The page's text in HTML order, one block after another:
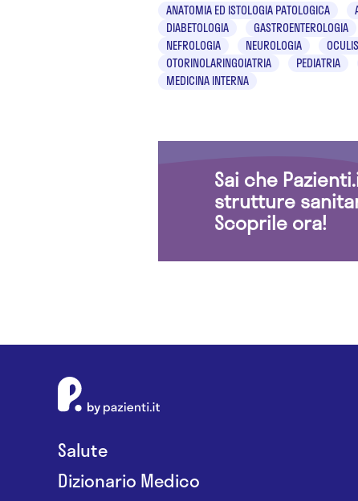
ANATOMIA ED ISTOLOGIA PATOLOGICA
DIABETOLOGIA
GASTROENTEROLOGIA
NEFROLOGIA
NEUROLOGIA
OTORINOLARINGOIATRIA
PEDIATRIA
MEDICINA INTERNA
Sai che
strutture
Scoprile ora!
Salute
Dizionario Medico